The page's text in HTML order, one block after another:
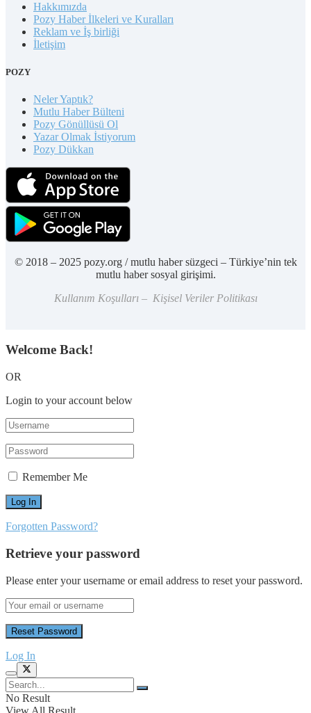
Hakkımızda
Pozy Haber İlkeleri ve Kuralları
Reklam ve İş birliği
İletişim
POZY
Neler Yaptık?
Mutlu Haber Bülteni
Pozy Gönüllüsü Ol
Yazar Olmak İstiyorum
Pozy Dükkan
© 2018 – 2025 pozy.org / mutlu haber süzgeci – Türkiye’nin tek
mutlu haber sosyal girişimi.
Kullanım Koşulları – Kişisel Veriler Politikası
Welcome Back!
OR
Login to your account below
Remember Me
Forgotten Password?
Retrieve your password
Please enter your username or email address to reset your password.
Log In
No Result
View All Result